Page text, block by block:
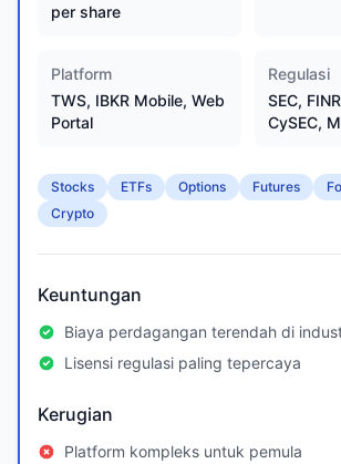
per share
Platform
TWS, IBKR Mobile, Web
Portal
Regulasi
SEC,
CySEC,
Stocks ETFs Options Futures
Crypto
Keuntungan
Biaya perdagangan terendah di
Lisensi regulasi paling tepercaya
Kerugian
Platform kompleks untuk pemula